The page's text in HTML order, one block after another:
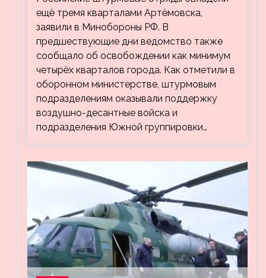
кварталов Артёмовска
ещё тремя кварталами Артёмовска,
заявили в Минобороны РФ. В
предшествующие дни ведомство также
сообщало об освобождении как минимум
четырёх кварталов города. Как отметили в
оборонном министерстве, штурмовым
подразделениям оказывали поддержку
воздушно-десантные войска и
подразделения Южной группировки…